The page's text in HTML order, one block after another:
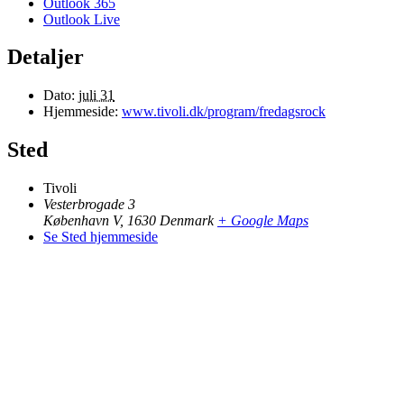
Outlook Live
Detaljer
Dato: juli 31
Hjemmeside: www.tivoli.dk/program/fredagsrock
Sted
Tivoli
Vesterbrogade 3
København V, 1630 Denmark + Google Maps
Se Sted hjemmeside